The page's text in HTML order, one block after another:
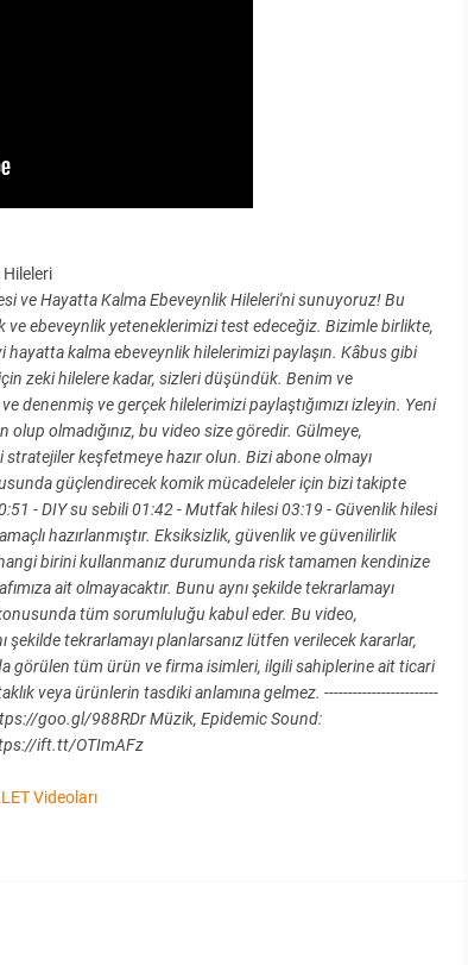
ve Hayatta Kalma Ebeveynlik Hileleri'ni sunuyoruz! Bu
ve ebeveynlik yeteneklerimizi test edeceğiz. Bizimle birlikte,
kalma ebeveynlik hilelerimizi paylaşın. Kâbus gibi
zeki hilelere kadar, sizleri düşündük. Benim ve
denenmiş ve gerçek hilelerimizi paylaştığımızı izleyin. Yeni
olmadığınız, bu video size göredir. Gülmeye,
keşfetmeye hazır olun. Bizi abone olmayı
güçlendirecek komik mücadeleler için bizi takipte
- DIY su sebili 01:42 - Mutfak hilesi 03:19 - Güvenlik hilesi
hazırlanmıştır. Eksiksizlik, güvenlik ve güvenilirlik
birini kullanmanız durumunda risk tamamen kendinize
ait olmayacaktır. Bunu aynı şekilde tekrarlamayı
tüm sorumluluğu kabul eder. Bu video,
tekrarlamayı planlarsanız lütfen verilecek kararlar,
görülen tüm ürün ve firma isimleri, ilgili sahiplerine ait ticari
veya ürünlerin tasdiki anlamına gelmez. ------------------------
goo.gl/988RDr Müzik, Epidemic Sound:
ift.tt/OTImAFz
Videoları